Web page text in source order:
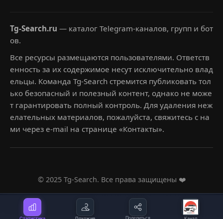
Поделиться
Tg-Search.ru — каталог Telegram-каналов, групп и бот
ов.
Все ресурсы размещаются пользователями. Ответств
енность за их содержимое несут исключительно влад
ельцы. Команда Tg-Search стремится публиковать тол
ько безопасный и полезный контент, однако не може
т гарантировать полный контроль. Для удаления неж
елательных материалов, пожалуйста, свяжитесь с на
ми через e-mail на странице «Контакты».
© 2025 Tg-Search. Все права защищены ❤️